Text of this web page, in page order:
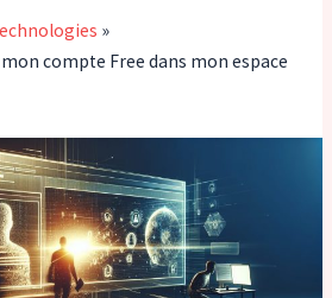
compte Free dans mon espace